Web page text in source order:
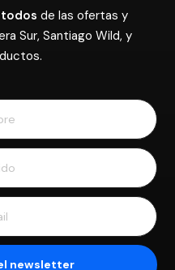
de las ofertas y
Sur, Santiago Wild, y